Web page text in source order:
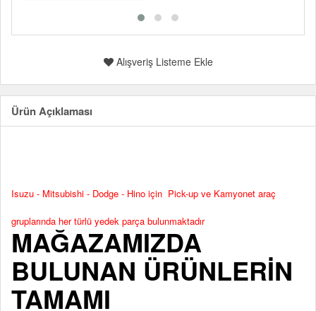
Alışveriş Listeme Ekle
Ürün Açıklaması
Isuzu - Mitsubishi - Dodge - Hino için Pick-up ve Kamyonet araç
gruplarında her türlü yedek parça bulunmaktadır
MAĞAZAMIZDA
BULUNAN ÜRÜNLERİN
TAMAMI